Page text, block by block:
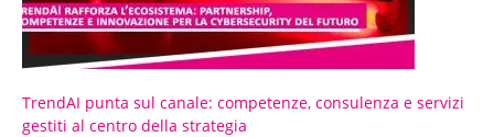
TrendAI punta sul canale: competenze, consulenza e servizi
gestiti al centro della strategia